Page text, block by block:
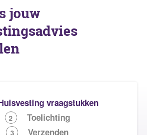
jouw
vraagstukken
2 Toelichting
3 Verzenden